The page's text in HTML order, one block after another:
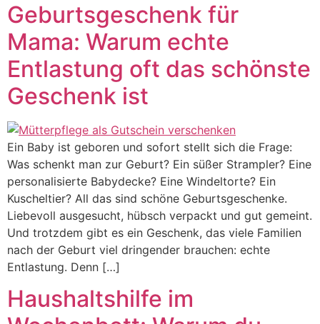
Geburtsgeschenk für
Mama: Warum echte
Entlastung oft das schönste
Geschenk ist
Ein Baby ist geboren und sofort stellt sich die Frage:
Was schenkt man zur Geburt? Ein süßer Strampler? Eine
personalisierte Babydecke? Eine Windeltorte? Ein
Kuscheltier? All das sind schöne Geburtsgeschenke.
Liebevoll ausgesucht, hübsch verpackt und gut gemeint.
Und trotzdem gibt es ein Geschenk, das viele Familien
nach der Geburt viel dringender brauchen: echte
Entlastung. Denn […]
Haushaltshilfe im